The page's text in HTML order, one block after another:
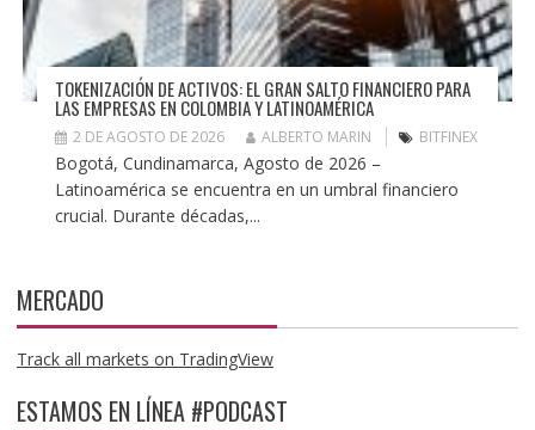
TOKENIZACIÓN DE ACTIVOS: EL GRAN SALTO FINANCIERO PARA
LAS EMPRESAS EN COLOMBIA Y LATINOAMÉRICA
2 DE AGOSTO DE 2026 ALBERTO MARIN BITFINEX
Bogotá, Cundinamarca, Agosto de 2026 –
Latinoamérica se encuentra en un umbral financiero
crucial. Durante décadas,...
MERCADO
Track all markets on TradingView
ESTAMOS EN LÍNEA #PODCAST